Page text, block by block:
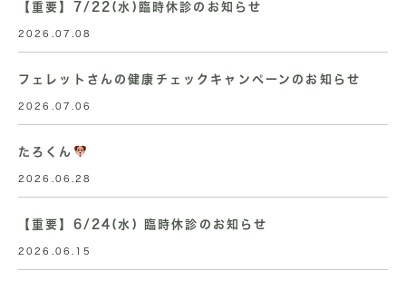
【重要】7/22(水)臨時休診のお知らせ
2026.07.08
フェレットさんの健康チェックキャンペーンのお知らせ
2026.07.06
たろくん
2026.06.28
【重要】6/24(水) 臨時休診のお知らせ
2026.06.15